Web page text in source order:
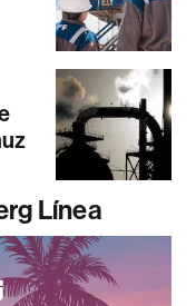
Línea